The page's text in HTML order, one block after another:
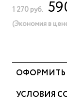
1 270 руб.
(Экономия в
ОФОРМИТЬ
УСЛОВИЯ